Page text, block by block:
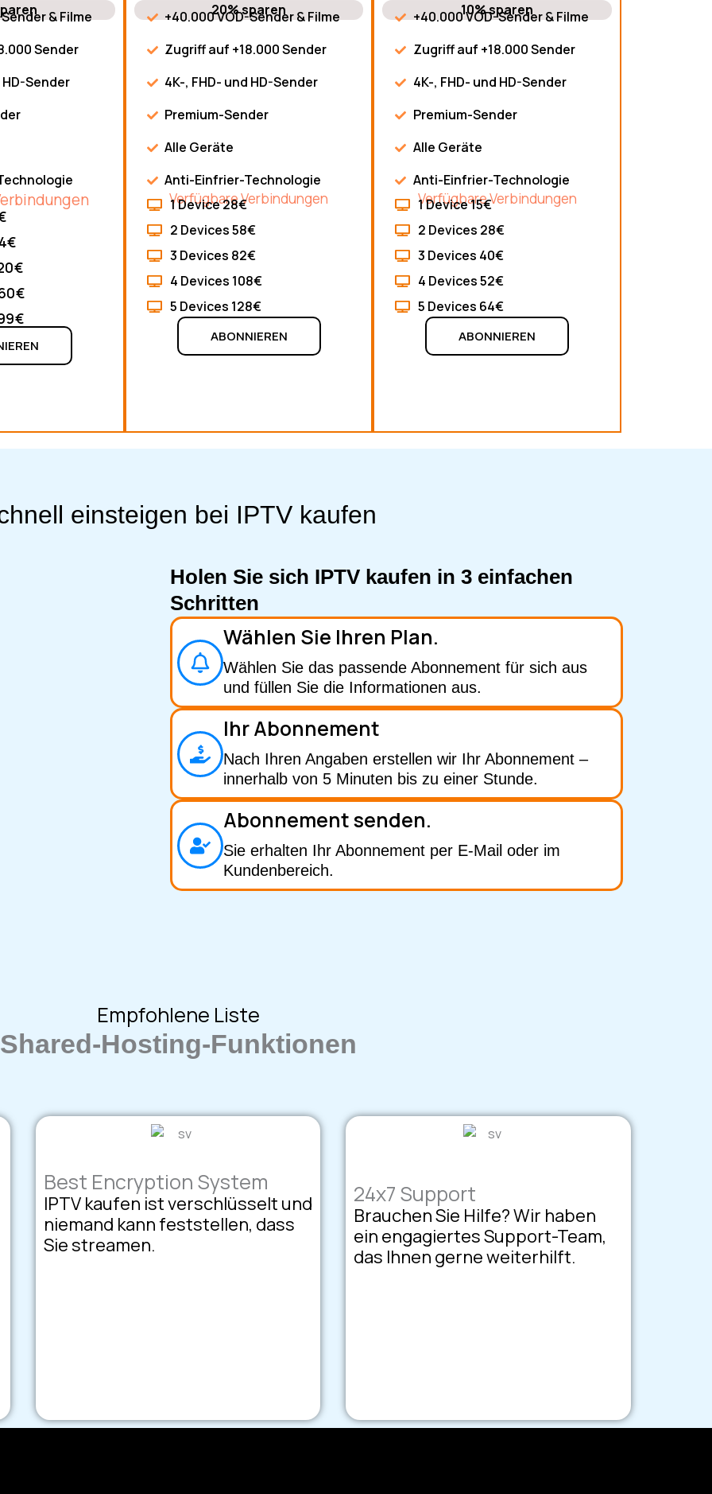
& Filme
Sender
Sender
20% sparen
+40.000 VOD-Sender & Filme
Zugriff auf +18.000 Sender
4K-, FHD- und HD-Sender
Premium-Sender
Alle Geräte
Anti-Einfrier-Technologie
Verfügbare Verbindungen
1 Device 28€
2 Devices 58€
3 Devices 82€
4 Devices 108€
5 Devices 128€
ABONNIEREN
10% sparen
+40.000 VOD-Sender & Filme
Zugriff auf +18.000 Sender
4K-, FHD- und HD-Sender
Premium-Sender
Alle Geräte
Anti-Einfrier-Technologie
Verfügbare Verbindungen
1 Device 15€
2 Devices 28€
3 Devices 40€
4 Devices 52€
5 Devices 64€
ABONNIEREN
einsteigen bei IPTV kaufen
Holen Sie sich IPTV kaufen in 3 einfachen
Schritten
Wählen Sie Ihren Plan.
Wählen Sie das passende Abonnement für sich aus
und füllen Sie die Informationen aus.
Ihr Abonnement
Nach Ihren Angaben erstellen wir Ihr Abonnement –
innerhalb von 5 Minuten bis zu einer Stunde.
Abonnement senden.
Sie erhalten Ihr Abonnement per E-Mail oder im
Kundenbereich.
Empfohlene Liste
Shared-Hosting-Funktionen
Best Encryption System
IPTV kaufen ist verschlüsselt und
niemand kann feststellen, dass
Sie streamen.
24x7 Support
Brauchen Sie Hilfe? Wir haben
ein engagiertes Support-Team,
das Ihnen gerne weiterhilft.